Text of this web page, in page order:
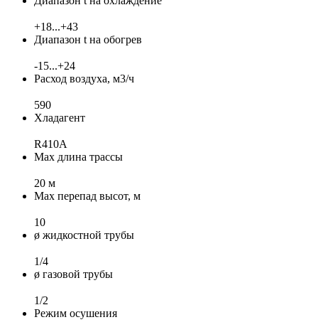
+18...+43
Диапазон t на обогрев
-15...+24
Расход воздуха, м3/ч
590
Хладагент
R410A
Max длина трассы
20 м
Max перепад высот, м
10
ø жидкостной трубы
1/4
ø газовой трубы
1/2
Режим осушения